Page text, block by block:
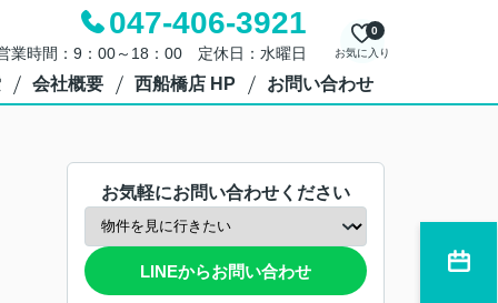
047-406-3921
業時間：9：00～18：00 定休日：水曜日 お気に入り
0
会社概要 西船橋店 HP お問い合わせ
お気軽にお問い合わせください
LINEからお問い合わせ